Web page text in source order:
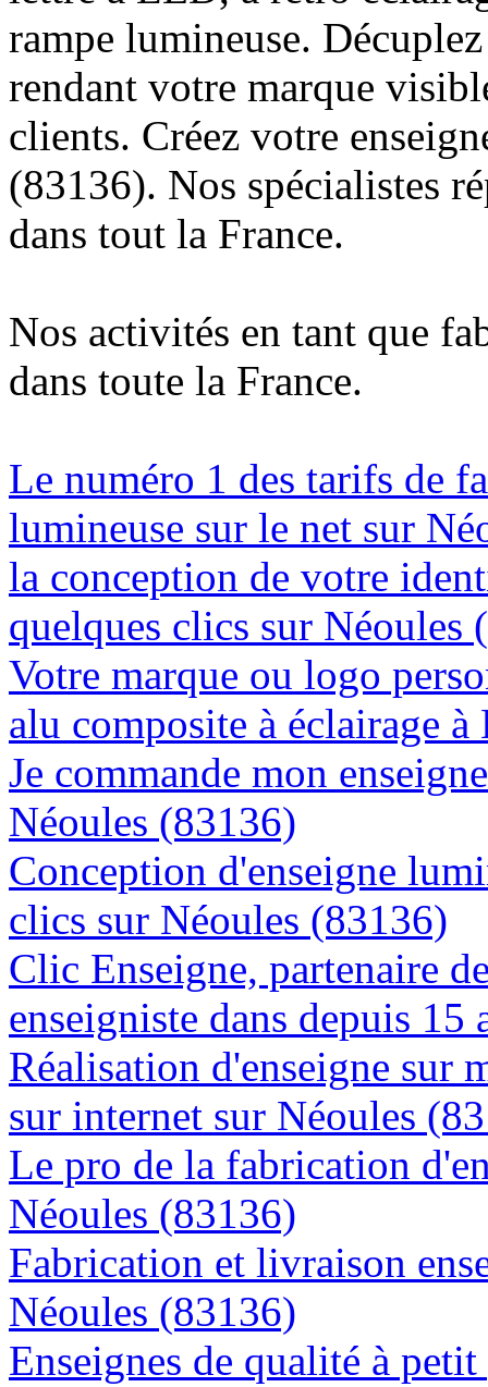
rampe lumineuse.
rendant votre marque
clients. Créez votre
(83136). Nos spécialistes
dans tout la France.
Nos activités en tant que
dans toute la France.
Le numéro 1 des tarifs de
lumineuse sur le net sur
la conception de votre
quelques clics sur Néoules
Votre marque ou logo
alu composite à éclairage
Je commande mon
Néoules (83136)
Conception d'enseigne
clics sur Néoules (83136)
Clic Enseigne, partenaire
enseigniste dans depuis 15
Réalisation d'enseigne sur
sur internet sur Néoules
Le pro de la fabrication
Néoules (83136)
Fabrication et livraison
Néoules (83136)
Enseignes de qualité à